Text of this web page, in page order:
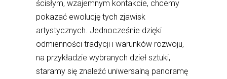
ścisłym, wzajemnym kontakcie, chcemy
pokazać ewolucję tych zjawisk
artystycznych. Jednocześnie dzięki
odmienności tradycji i warunków rozwoju,
na przykładzie wybranych dzieł sztuki,
staramy się znaleźć uniwersalną panoramę